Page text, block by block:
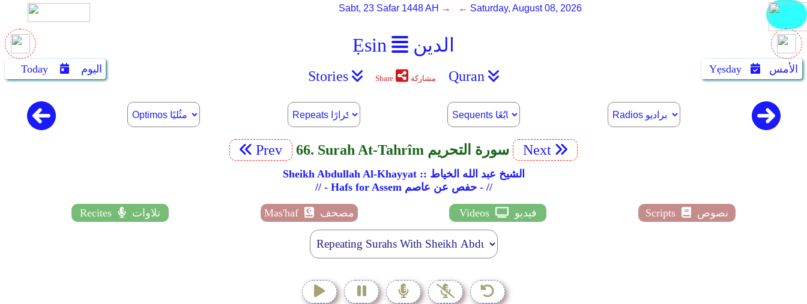
Ẹsin الدين
Sabt, 23 Safar 1448 AH → ← Saturday, August 08, 2026
Today اليوم Yẹsday الأمس Stories Share مشاركة Quran
Prev 66. Surah At-Tahrîm سورة التحريم Next
Sheikh Abdullah Al-Khayyat :: الشيخ عبد الله الخياط
// - Hafs for Assem حفص عن عاصم - //
Recites تلاوات Mas'haf مصحف Videos فيديو Scripts نصوص